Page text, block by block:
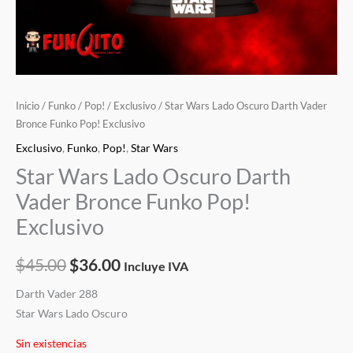
Inicio / Funko / Pop! / Exclusivo / Star Wars Lado Oscuro Darth Vader
Bronce Funko Pop! Exclusivo
Exclusivo, Funko, Pop!, Star Wars
Star Wars Lado Oscuro Darth
Vader Bronce Funko Pop!
Exclusivo
$45.00 $36.00 Incluye IVA
Darth Vader 288
Star Wars Lado Oscuro
Sin existencias